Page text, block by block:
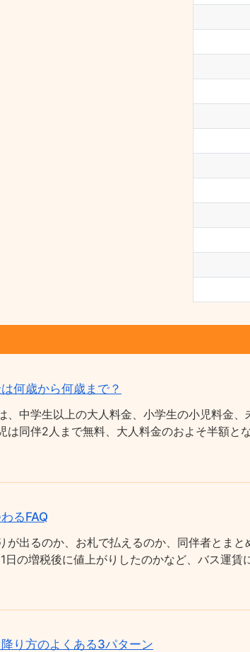
何歳から何歳まで？
、中学生以上の大人料金、小学生の小児料金
は同伴2人まで無料、大人料金のおよそ半額
るFAQ
が出るのか、お札で払えるのか、同伴者とま
日の増税後に値上がりしたのかなど、バス運賃
り方のよくある3パターン